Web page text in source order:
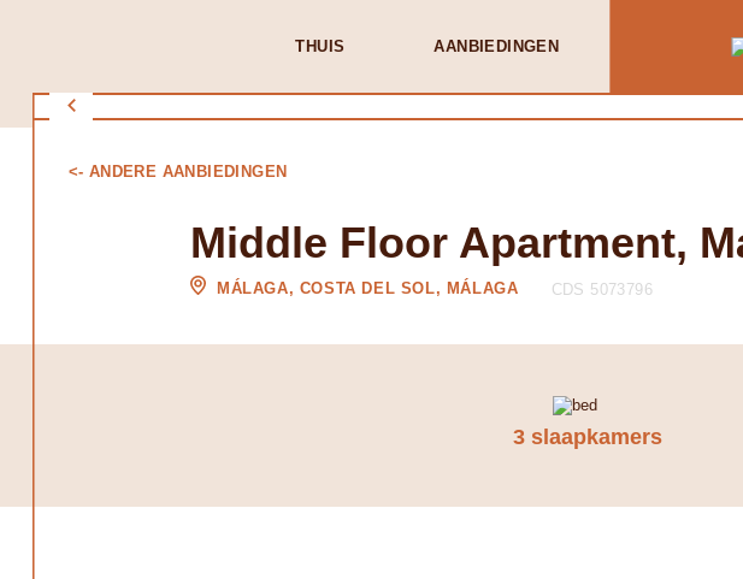
THUIS AANBIEDINGEN
<- ANDERE AANBIEDINGEN
Middle Floor Apartment,
MÁLAGA, COSTA DEL SOL, MÁLAGA CDS 5073796
3 slaapkamers